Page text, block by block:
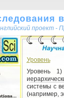
проект
Уровень
Уровень
системы с
(например,